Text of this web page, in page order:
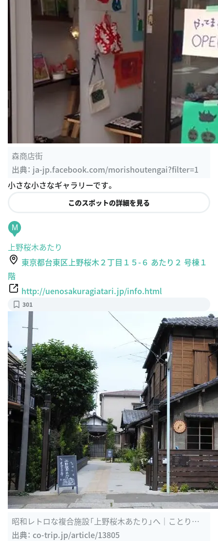
森商店街
出典： ja-jp.facebook.com/morishoutengai?filter=1
小さな小さなギャラリーです。
このスポットの詳細を見る
M
上野桜木あたり
東京都台東区上野桜木２丁目１５-６ あたり２ 号棟１
階
http://uenosakuragiatari.jp/info.html
301
昭和レトロな複合施設「上野桜木あたり」へ｜ことりっ
ぷ
出典： co-trip.jp/article/13805